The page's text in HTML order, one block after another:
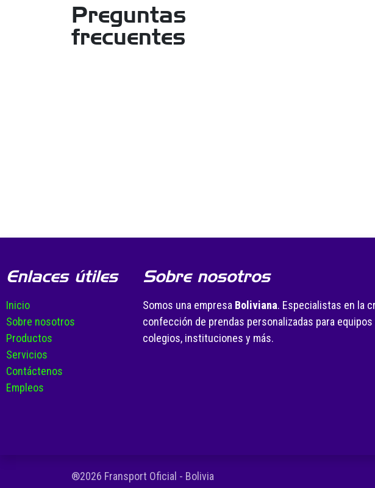
Preguntas
frecuentes
Enlaces útiles
Inicio
Sobre nosotros
Productos
Servicios
Contáctenos
Empleos
Sobre nosotros
Somos una empresa Boliviana. Especialistas en la
confección de prendas personalizadas para
colegios, instituciones y más.
®2026 Fransport Oficial - Bolivia